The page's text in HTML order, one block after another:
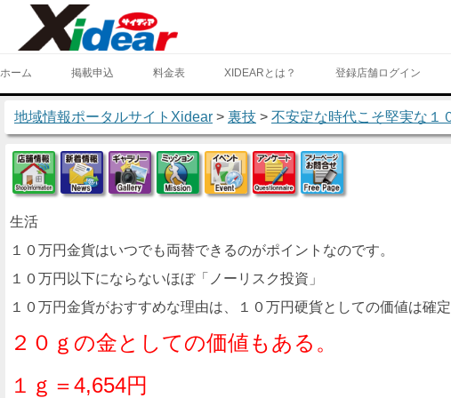
ホーム 掲載申込 料金表 XIDEARとは？ 登録店舗ログイン
地域情報ポータルサイトXidear > 裏技 > 不安定な時代こそ堅実な１
店舗情報新着情報ギャラリーミッションイベントアンケートフリーページ
生活
１０万円金貨はいつでも両替できるのがポイントなのです。
１０万円以下にならないほぼ「ノーリスク投資」
１０万円金貨がおすすめな理由は、１０万円硬貨としての価値は確
２０ｇの金としての価値もある。
１ｇ＝4,654円